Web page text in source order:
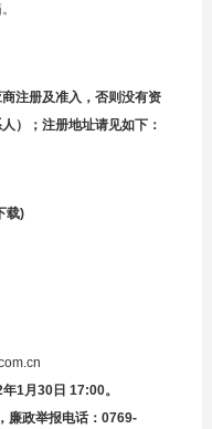
注册及准入，否则没有资
）；注册地址请见如下：
载)
1月30日 17:00。
廉政举报电话：0769-